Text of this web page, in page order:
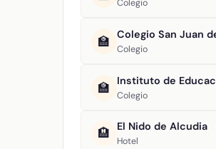
Colegio
🏫 Colegio San Juan
Colegio
🏫 Instituto de
Colegio
🏨 El Nido de Alcudia
Hotel